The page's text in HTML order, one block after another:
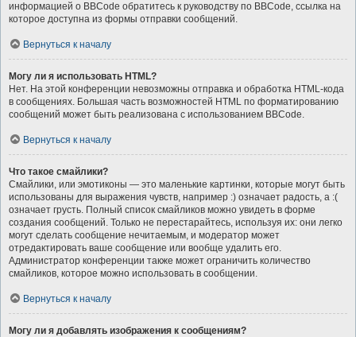
информацией о BBCode обратитесь к руководству по BBCode, ссылка на
которое доступна из формы отправки сообщений.
Вернуться к началу
Могу ли я использовать HTML?
Нет. На этой конференции невозможны отправка и обработка HTML-кода
в сообщениях. Большая часть возможностей HTML по форматированию
сообщений может быть реализована с использованием BBCode.
Вернуться к началу
Что такое смайлики?
Смайлики, или эмотиконы — это маленькие картинки, которые могут быть
использованы для выражения чувств, например :) означает радость, а :(
означает грусть. Полный список смайликов можно увидеть в форме
создания сообщений. Только не перестарайтесь, используя их: они легко
могут сделать сообщение нечитаемым, и модератор может
отредактировать ваше сообщение или вообще удалить его.
Администратор конференции также может ограничить количество
смайликов, которое можно использовать в сообщении.
Вернуться к началу
Могу ли я добавлять изображения к сообщениям?